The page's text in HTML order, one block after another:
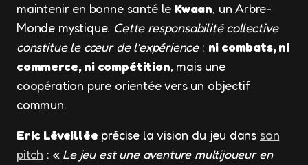
maintenir en bonne santé le Kwaan, un Arbre-
Monde mystique. Cette responsabilité collective
constitue le cœur de l’expérience: ni combats, ni
commerce, ni compétition, mais une
coopération pure orientée vers un objectif
commun.
Eric Léveillée précise la vision du jeu dans son
pitch : « Le jeu est une aventure multijoueur en